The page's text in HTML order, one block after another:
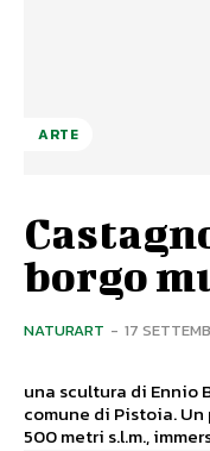
ARTE
borgo
NATURART - 17
una scultura di Ennio Bandelli Castagno
comune di Pistoia.
500 metri s.l.m.,